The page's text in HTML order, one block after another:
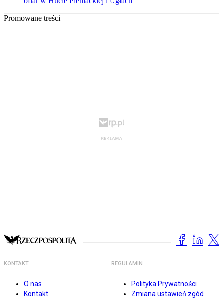
Promowane treści
KONTAKT
O nas
Kontakt
REGULAMIN
Polityka Prywatności
Zmiana ustawień zgód